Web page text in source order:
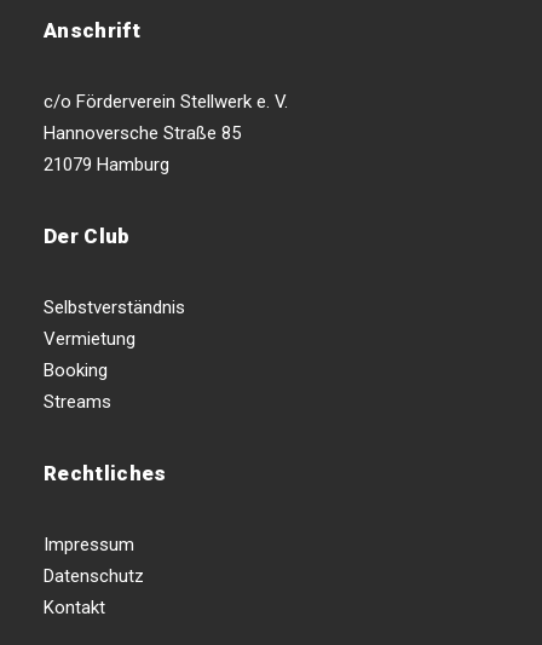
Anschrift
c/o Förderverein Stellwerk e. V.
Hannoversche Straße 85
21079 Hamburg
Der Club
Selbstverständnis
Vermietung
Booking
Streams
Rechtliches
Impressum
Datenschutz
Kontakt